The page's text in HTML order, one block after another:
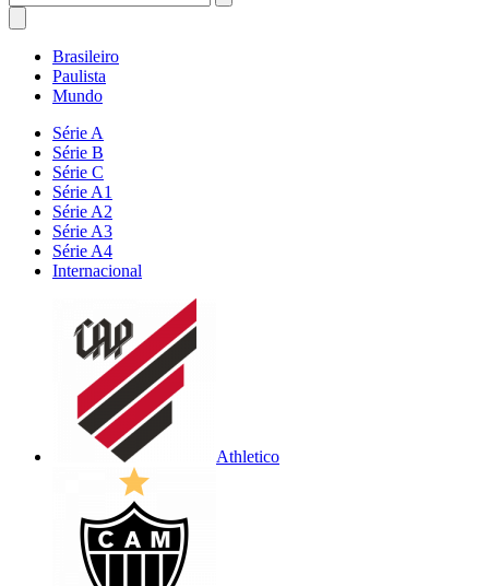
Brasileiro
Paulista
Mundo
Série A
Série B
Série C
Série A1
Série A2
Série A3
Série A4
Internacional
Athletico